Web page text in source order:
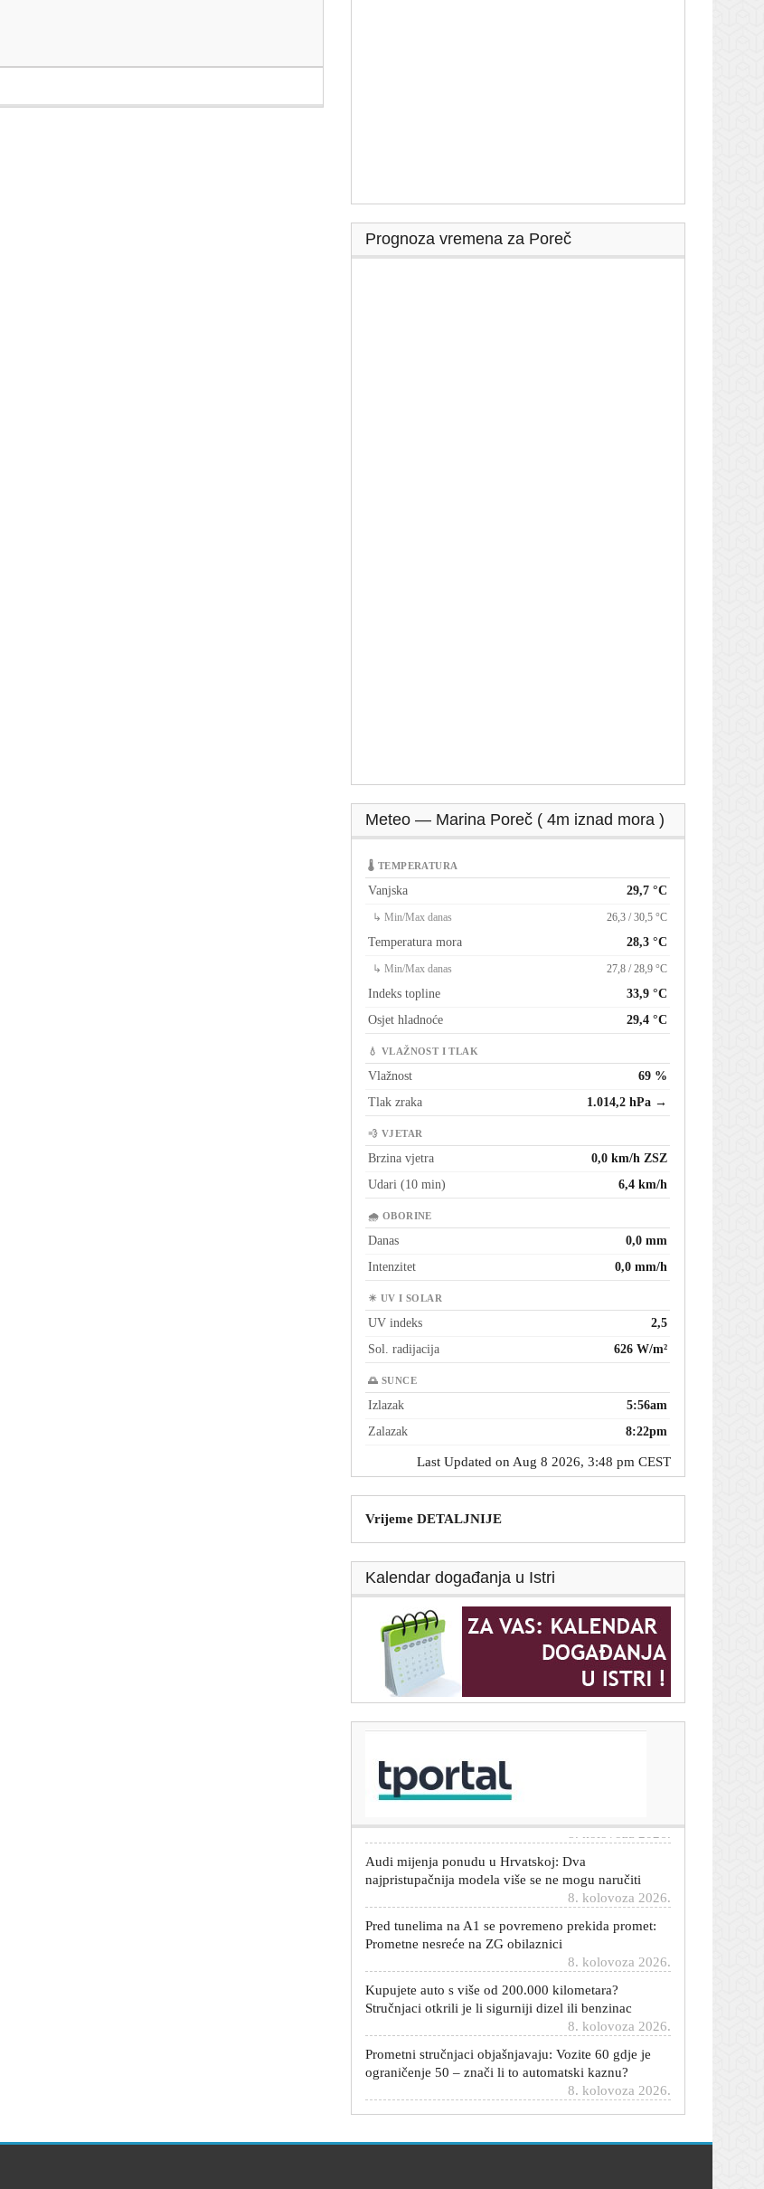
Prognoza vremena za Poreč
Meteo — Marina Poreč ( 4m iznad mora )
🌡 TEMPERATURA
Vanjska 29,7 °C
↳ Min/Max danas 26,3 / 30,5 °C
Temperatura mora 28,3 °C
↳ Min/Max danas 27,8 / 28,9 °C
Indeks topline
33,9 °C
Osjet hladnoće
29,4 °C
💧 VLAŽNOST I TLAK
Vlažnost
69 %
Tlak zraka
1.014,2 hPa →
💨 VJETAR
Brzina vjetra
0,0 km/h ZSZ
Udari (10 min)
6,4 km/h
🌧 OBORINE
Danas
0,0 mm
Intenzitet
0,0 mm/h
☀ UV I SOLAR
UV indeks
2,5
Sol. radijacija
626 W/m²
🌅 SUNCE
Izlazak
5:56am
Zalazak
8:22pm
Last Updated on Aug 8 2026, 3:48 pm CEST
Vrijeme DETALJNIJE
Kalendar događanja u Istri
Trener Hajduka otkrio veliki problem momčadi: 'To
nas je uništilo'
Audi mijenja ponudu u Hrvatskoj: Dva
najpristupačnija modela više se ne mogu naručiti
8. kolovoza 2026.
Pred tunelima na A1 se povremeno prekida promet:
Prometne nesreće na ZG obilaznici
Kupujete auto s više od 200.000 kilometara?
Stručnjaci otkrili je li sigurniji dizel ili benzinac
8. kolovoza 2026.
Prometni stručnjaci objašnjavaju: Vozite 60 gdje je
ograničenje 50 – znači li to automatski kaznu?
8. kolovoza 2026.
Mehaničar izdvojio pet rabljenih auta koje bi kupio
odmah: Jedan je gotovo neuništiv